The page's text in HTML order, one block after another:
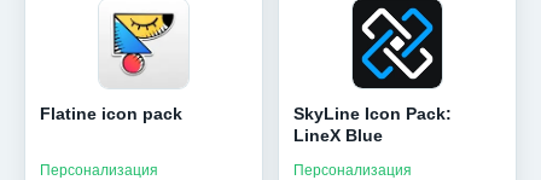
Flatine icon pack
Персонализация
SkyLine Icon Pack:
LineX Blue
Персонализация